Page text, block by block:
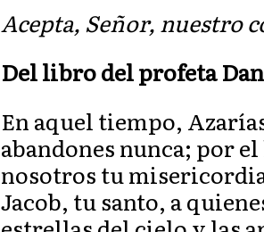
Acepta, Señor, nuestro
Del libro del profeta
En aquel tiempo,
abandones nunca; por
nosotros tu
Jacob, tu santo, a